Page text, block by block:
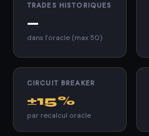
TRADES HISTORIQUES
—
dans l'oracle (max 50)
CIRCUIT BREAKER
±15%
par recalcul oracle